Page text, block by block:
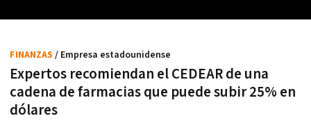
Expertos recomiendan el CEDEAR de una
cadena de farmacias que puede subir 25% en
dólares
FINANZAS / Empresa estadounidense